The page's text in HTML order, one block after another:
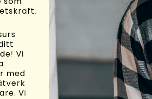
Vi
med
Vi